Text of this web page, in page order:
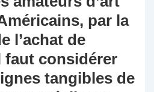
par la
l’achat de
faut considérer
tangibles de